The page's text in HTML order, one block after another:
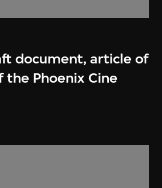
document, article of
the Phoenix Cine